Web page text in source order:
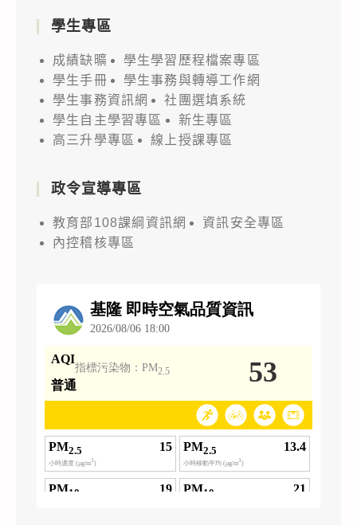
學生專區
成績缺曠
學生學習歷程檔案專區
學生手冊
學生事務與轉導工作網
學生事務資訊網
社團選填系統
學生自主學習專區
新生專區
高三升學專區
線上授課專區
政令宣導專區
教育部108課綱資訊網
資訊安全專區
內控稽核專區